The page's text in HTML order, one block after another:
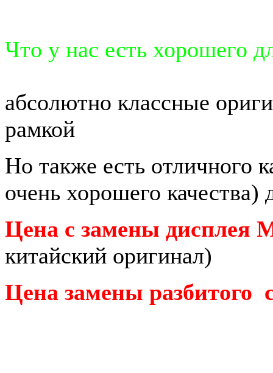
Что у нас есть хорошего
абсолютно классные
рамкой
Но также есть отличного
очень хорошего
Цена с замены дисплея
китайский оригинал)
Цена замены разбитого